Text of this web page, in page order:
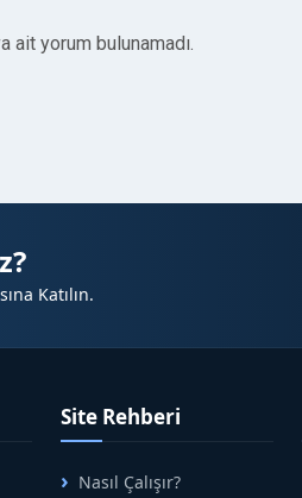
ait yorum bulunamadı.
Katılın.
Site Rehberi
Nasıl Çalışır?